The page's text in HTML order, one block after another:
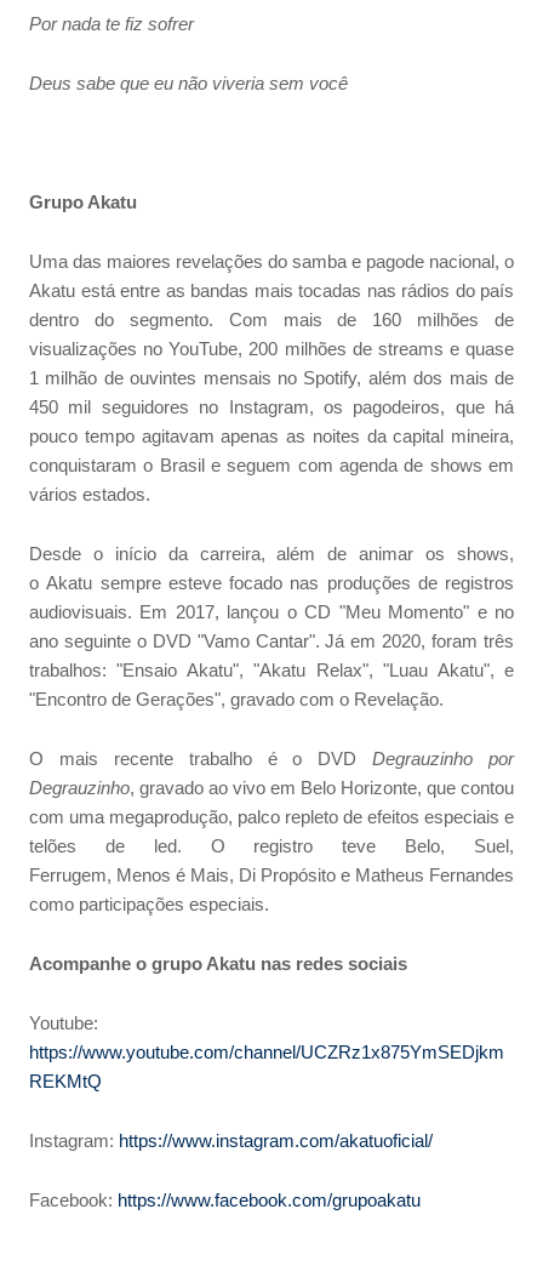
Por nada te fiz sofrer
Deus sabe que eu não viveria sem você
Grupo Akatu
Uma das maiores revelações do samba e pagode nacional, o
Akatu está entre as bandas mais tocadas nas rádios do país
dentro do segmento. Com mais de 160 milhões de
visualizações no YouTube, 200 milhões de streams e quase
1 milhão de ouvintes mensais no Spotify, além dos mais de
450 mil seguidores no Instagram, os pagodeiros, que há
pouco tempo agitavam apenas as noites da capital mineira,
conquistaram o Brasil e seguem com agenda de shows em
vários estados.
Desde o início da carreira, além de animar os shows,
o Akatu sempre esteve focado nas produções de registros
audiovisuais. Em 2017, lançou o CD "Meu Momento" e no
ano seguinte o DVD "Vamo Cantar". Já em 2020, foram três
trabalhos: "Ensaio Akatu", "Akatu Relax", "Luau Akatu", e
"Encontro de Gerações", gravado com o Revelação.
O mais recente trabalho é o DVDDegrauzinho por
Degrauzinho, gravado ao vivo em Belo Horizonte, que contou
com uma megaprodução, palco repleto de efeitos especiais e
telões de led. O registro teve Belo, Suel,
Ferrugem, Menos é Mais, Di Propósito e Matheus Fernandes
como participações especiais.
Acompanhe o grupo Akatu nas redes sociais
Youtube:
https://www.youtube.com/channel/UCZRz1x875YmSEDjkm
REKMtQ
Instagram: https://www.instagram.com/akatuoficial/
Facebook: https://www.facebook.com/grupoakatu